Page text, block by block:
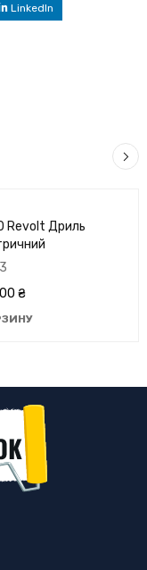
LinkedIn
Дриль
₴